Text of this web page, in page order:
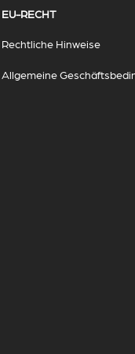
EU-RECHT
Rechtliche Hinweise
Allgemeine